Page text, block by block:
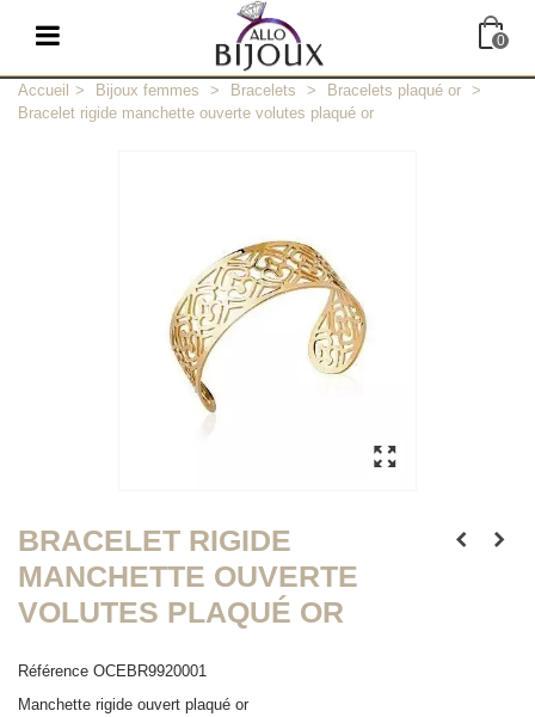
0
Accueil > Bijoux femmes > Bracelets > Bracelets plaqué or >
Bracelet rigide manchette ouverte volutes plaqué or
BRACELET RIGIDE
MANCHETTE OUVERTE
VOLUTES PLAQUÉ OR
Référence OCEBR9920001
Manchette rigide ouvert plaqué or